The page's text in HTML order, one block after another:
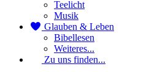
Teelicht
Musik
Glauben & Leben
Bibellesen
Weiteres...
Zu uns finden...